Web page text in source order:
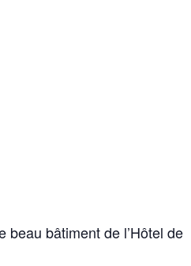
beau bâtiment de l’Hôtel de